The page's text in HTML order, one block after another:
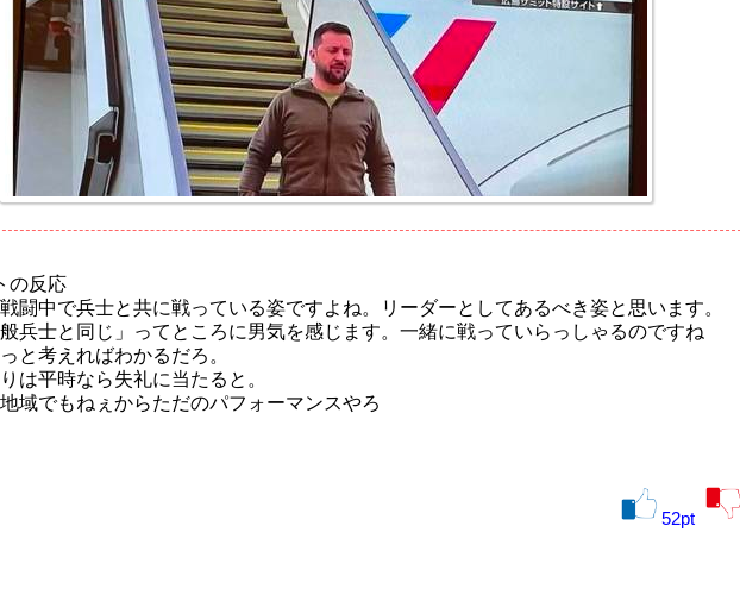
の反応
闘中で兵士と共に戦っている姿ですよね。リーダーとしてあるべき姿と思います。
兵士と同じ」ってところに男気を感じます。一緒に戦っていらっしゃるのですね
と考えればわかるだろ。
は平時なら失礼に当たると。
域でもねぇからただのパフォーマンスやろ
52pt